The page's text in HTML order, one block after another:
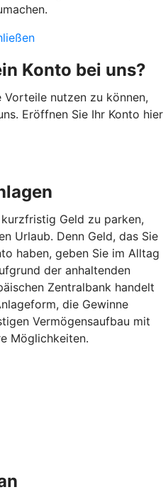
Konto bei uns?
nutzen zu können,
Eröffnen Sie Ihr Konto hier
Geld zu parken,
Urlaub. Denn Geld, das Sie
haben, geben Sie im Alltag
der anhaltenden
Zentralbank handelt
die Gewinne
Vermögensaufbau mit
Möglichkeiten.